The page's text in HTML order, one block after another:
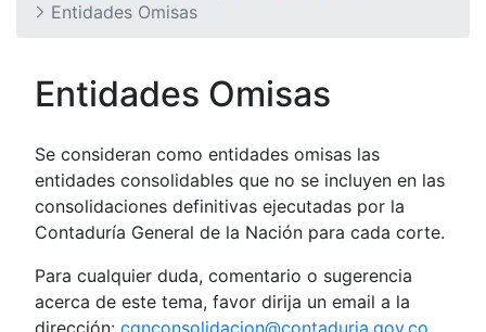
Entidades Omisas
Entidades Omisas
Se consideran como entidades omisas las
entidades consolidables que no se incluyen en las
consolidaciones definitivas ejecutadas por la
Contaduría General de la Nación para cada corte.
Para cualquier duda, comentario o sugerencia
acerca de este tema, favor dirija un email a la
dirección: cgnconsolidacion@contaduria.gov.co